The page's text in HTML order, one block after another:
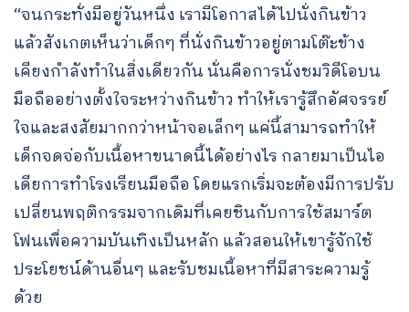
“จนกระทั่งมีอยู่วันหนึ่ง เรามีโอกาสได้ไปนั่งกินข้าว
แล้วสังเกตเห็นว่าเด็กๆ ที่นั่งกินข้าวอยู่ตามโต๊ะข้าง
เคียงกำลังทำในสิ่งเดียวกัน นั่นคือการนั่งชมวิดีโอบน
มือถืออย่างตั้งใจระหว่างกินข้าว ทำให้เรารู้สึกอัศจรรย์
ใจและสงสัยมากกว่าหน้าจอเล็กๆ แค่นี้สามารถทำให้
เด็กจดจ่อกับเนื้อหาขนาดนี้ได้อย่างไร กลายมาเป็นไอ
เดียการทำโรงเรียนมือถือ โดยแรกเริ่มจะต้องมีการปรับ
เปลี่ยนพฤติกรรมจากเดิมที่เคยชินกับการใช้สมาร์ต
โฟนเพื่อความบันเทิงเป็นหลัก แล้วสอนให้เขารู้จักใช้
ประโยชน์ด้านอื่นๆ และรับชมเนื้อหาที่มีสาระความรู้
ด้วย